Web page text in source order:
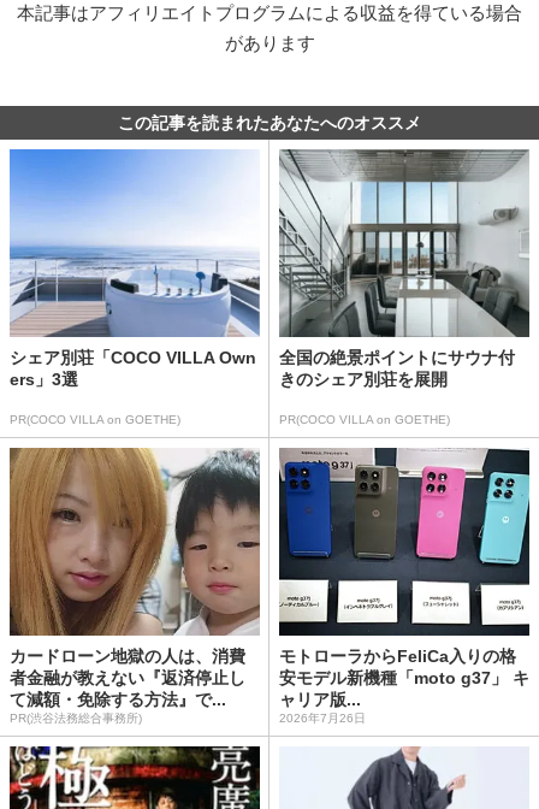
本記事はアフィリエイトプログラムによる収益を得ている場合
があります
この記事を読まれたあなたへのオススメ
シェア別荘「COCO VILLA Own
ers」3選
PR(COCO VILLA on GOETHE)
全国の絶景ポイントにサウナ付
きのシェア別荘を展開
PR(COCO VILLA on GOETHE)
カードローン地獄の人は、消費
者金融が教えない『返済停止し
て減額・免除する方法』で...
PR(渋谷法務総合事務所)
モトローラからFeliCa入りの格
安モデル新機種「moto g37」 キ
ャリア版...
2026年7月26日